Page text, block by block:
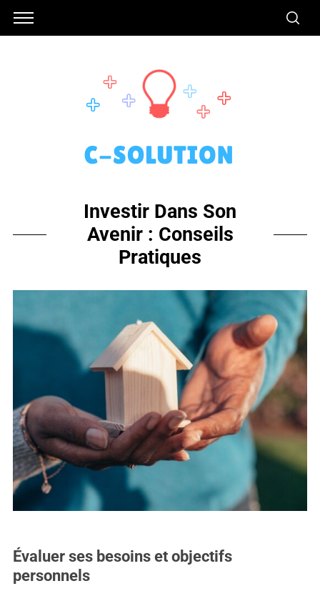
Investir Dans Son
Avenir : Conseils
Pratiques
Évaluer ses besoins et objectifs
personnels